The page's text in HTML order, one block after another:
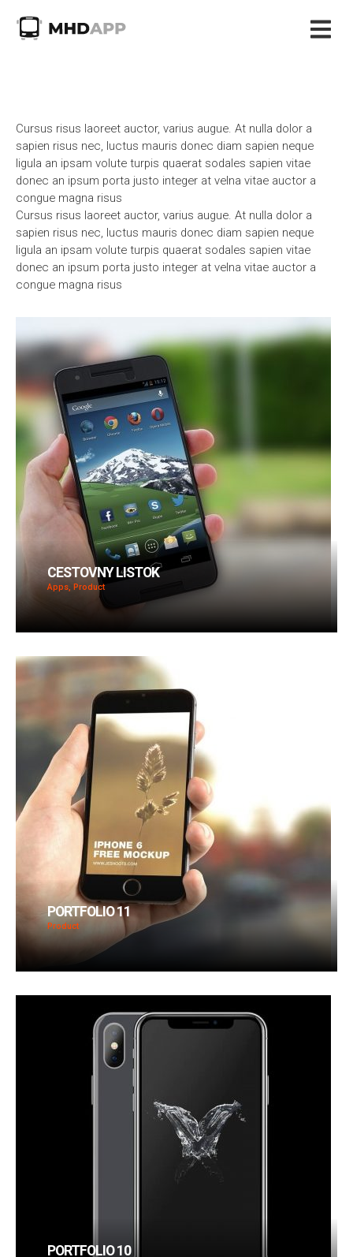
Cursus risus laoreet auctor, varius augue. At nulla dolor a
sapien risus nec, luctus mauris donec diam sapien neque
ligula an ipsam volute turpis quaerat sodales sapien vitae
donec an ipsum porta justo integer at velna vitae auctor a
congue magna risus
Cursus risus laoreet auctor, varius augue. At nulla dolor a
sapien risus nec, luctus mauris donec diam sapien neque
ligula an ipsam volute turpis quaerat sodales sapien vitae
donec an ipsum porta justo integer at velna vitae auctor a
congue magna risus
CESTOVNY LISTOK
Apps, Product
PORTFOLIO 11
Product
PORTFOLIO 10